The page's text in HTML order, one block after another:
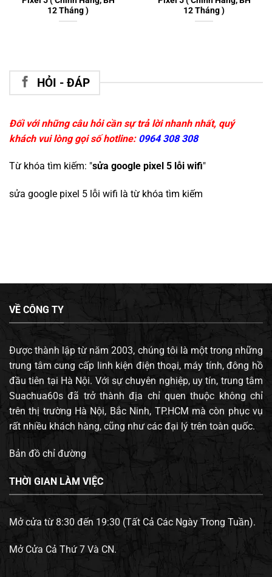
12 Tháng )
12 Tháng )
HỎI - ĐÁP
Đối với những câu hỏi cần sự trả lời nhanh nhất, quý
khách vui lòng gọi số hotline: 0964 308 308
Từ khóa tìm kiếm: "sửa google pixel 5 lỗi wifi"
sửa google pixel 5 lỗi wifi là từ khóa tìm kiếm
VỀ CÔNG TY
Được thành lập từ năm 2003, chúng tôi là một trong những
trung tâm cung cấp linh kiện điện thoại, máy tính, đông hồ
đầu tiên tại Hà Nội. Với sự chuyên nghiệp, uy tín, trung tâm
Suachua60s đã trở thành địa chỉ quen thuộc không chỉ
trên thị trường Hà Nội, Bắc Ninh, TP.HCM mà còn phục vụ
rất nhiều khách hàng, cũng như các đại lý trên toàn quốc.
Bản đồ chỉ đường
THỜI GIAN LÀM VIỆC
Mở cửa từ 8:30 đến 19:30 (Tất Cả Các Ngày Trong Tuần).
Mở Cửa Cả Thứ 7 Và CN.